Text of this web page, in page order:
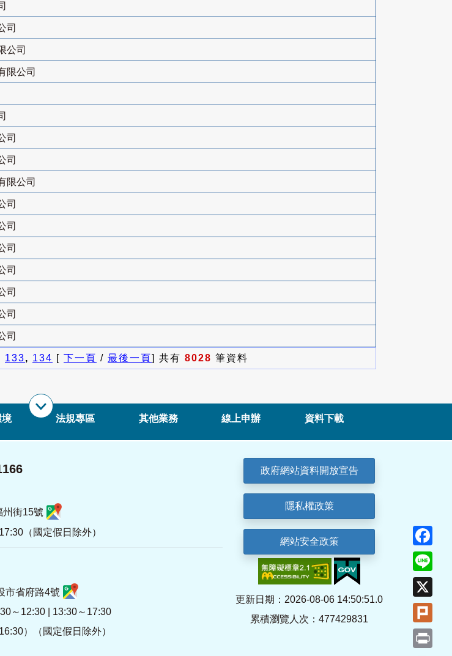
司
公司
限公司
司
司
限公司
司
司
司
司
司
司
司
133, 134 [ 下一頁 / 最後一頁] 共有 8028 筆資料
境 法規專區 其他業務 線上申辦 資料下載
州街15號
（國定假日除外）
市省府路4號
～12:30 | 13:30～17:30
）（國定假日除外）
政府網站資料開放宣告
隱私權政策
網站安全政策
更新日期：2026-08-06 14:50:51.0
累積瀏覽人次：477429831